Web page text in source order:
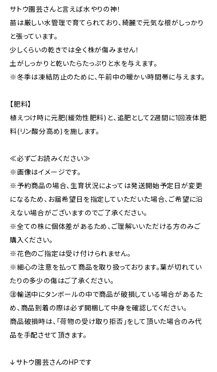
サトウ園芸さんと言えば水やりの神！
苗は厳しい水管理で育てられており、綺麗で元気な根がしっかり
と張っています。
少しくらいの乾きでは全く株が傷みません！
土がしっかりと乾いたらたっぷりと水を与えます。
※冬季は凍結防止のために、午前中の暖かい時間帯に与えます。
【肥料】
植えつけ時に元肥(緩効性肥料)と、追肥として2週間に1回液体肥
料(リン酸分高め)を施します。
≪必ずごお読みください≫
※画像はイメージです。
※予約商品の場合、生育状況によっては発送開始予定日が変更
になるため、お届希望日を指定していただいた場合、ご希望に沿
えない場合がございますのでご了承ください。
※全ての株に個体差があるため、ご理解いいただける方のみご
購入ください。
※花色のご指定は受け付けられません。
※細心の注意を払って商品を取り扱っております。葉が切れてい
たりの多少の傷はご了承ください。
㊟輸送中にタンボールの中で商品が破損している場合があるた
め、商品到着の際は必ず開梱して中身を確認してください。
商品破損時は、「荷物の受け取り拒否」をして頂いた場合のみ代
品を手配させて頂きます。
↓サトウ園芸さんのHPです